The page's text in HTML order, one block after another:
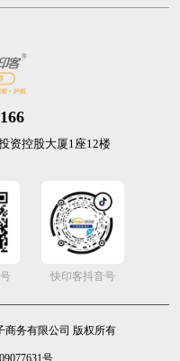
资控股大厦1座12楼
快印客抖音号
商务有限公司 版权所有
号